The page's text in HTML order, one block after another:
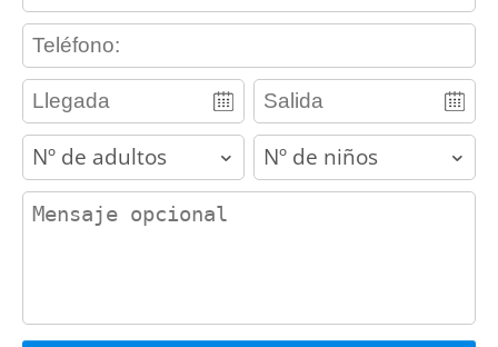
contact_phone
adults children
contact_message